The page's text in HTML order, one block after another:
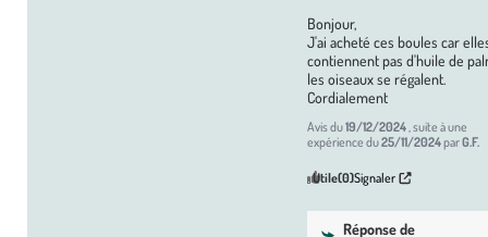
Bonjour,
J'ai acheté ces boules car
contiennent pas d'huile de
les oiseaux se régalent.
Cordialement
Avis du19/12/2024, suite à une
expérience du25/11/2024parG.F.
Utile(0)Signaler
Réponse de